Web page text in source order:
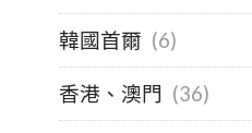
韓國首爾 (6)
香港、澳門 (36)